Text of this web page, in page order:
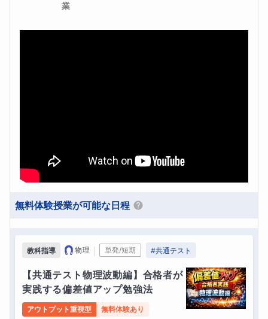
業
無料体験授業が可能な日程
教科指導 物理 単発/短期 #共通テスト
【共通テスト物理波動編】合格者が
実践する偏差値アップ勉強法
アウトプット重視型 無料体験あり